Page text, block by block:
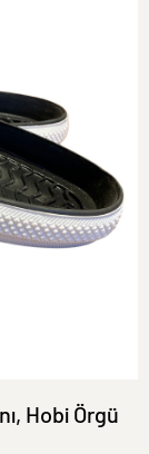
Hobi Örgü